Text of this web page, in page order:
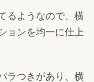
るようなので、横
ョンを均一に仕上
ラつきがあり、横